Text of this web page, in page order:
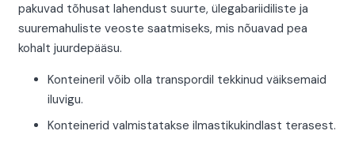
pakuvad tõhusat lahendust suurte, ülegabariidiliste ja
suuremahuliste veoste saatmiseks, mis nõuavad pea
kohalt juurdepääsu.
Konteineril võib olla transpordil tekkinud väiksemaid
iluvigu.
Konteinerid valmistatakse ilmastikukindlast terasest.